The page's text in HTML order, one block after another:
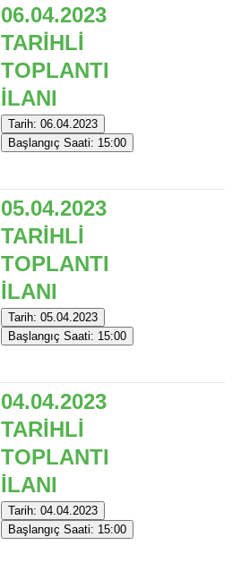
06.04.2023
TARİHLİ
TOPLANTI
İLANI
Tarih: 06.04.2023
Başlangıç Saati: 15:00
05.04.2023
TARİHLİ
TOPLANTI
İLANI
Tarih: 05.04.2023
Başlangıç Saati: 15:00
04.04.2023
TARİHLİ
TOPLANTI
İLANI
Tarih: 04.04.2023
Başlangıç Saati: 15:00